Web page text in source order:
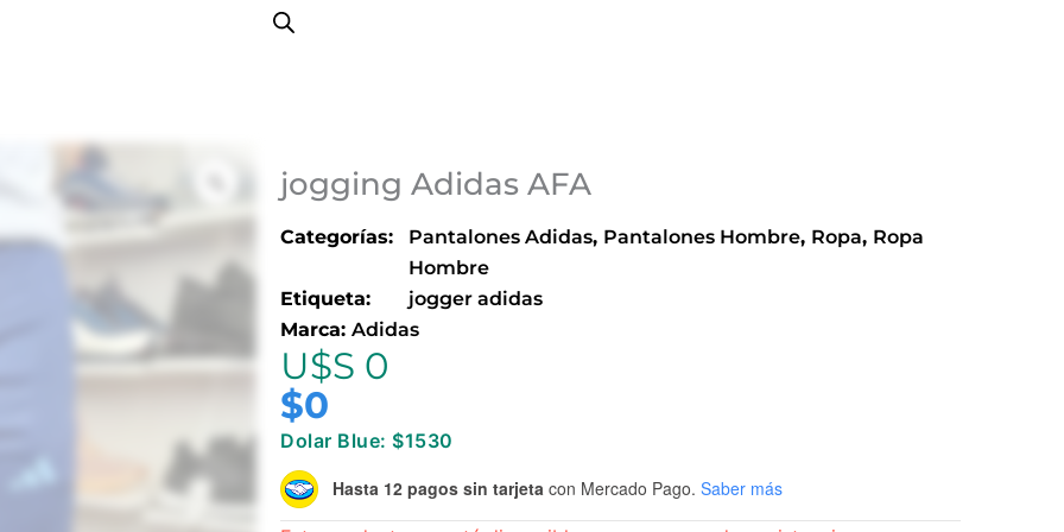
jogging Adidas AFA
Categorías: Pantalones Adidas, Pantalones Hombre, Ropa, Ropa
Hombre
Etiqueta:
jogger adidas
Marca:Adidas
U$S 0
$0
Dolar Blue: $1530
Hasta 12 pagos sin tarjeta con Mercado Pago. Saber más